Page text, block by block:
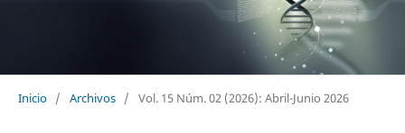
Inicio / Archivos / Vol. 15 Núm. 02 (2026): Abril-Junio 2026